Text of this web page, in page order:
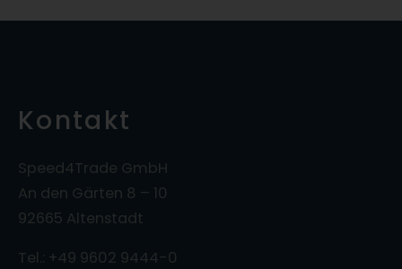
Kontakt
Speed4Trade GmbH
An den Gärten 8 – 10
92665 Altenstadt
Tel.: +49 9602 9444-0